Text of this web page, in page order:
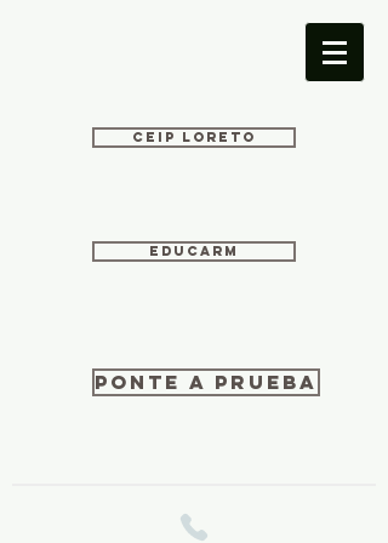
CEIP LORETO
EDUCARM
PONTE A PRUEBA